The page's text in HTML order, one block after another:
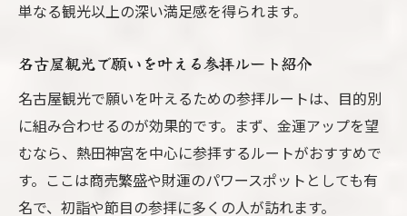
単なる観光以上の深い満足感を得られます。
名古屋観光で願いを叶える参拝ルート紹介
名古屋観光で願いを叶えるための参拝ルートは、目的別
に組み合わせるのが効果的です。まず、金運アップを望
むなら、熱田神宮を中心に参拝するルートがおすすめで
す。ここは商売繁盛や財運のパワースポットとしても有
名で、初詣や節目の参拝に多くの人が訪れます。